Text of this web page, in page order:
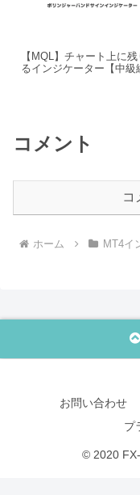
【MQL】チャート上に
るインジケーター【中級
コメント
コ
ホーム MT4イ
お問い合わせ
プ
© 2020